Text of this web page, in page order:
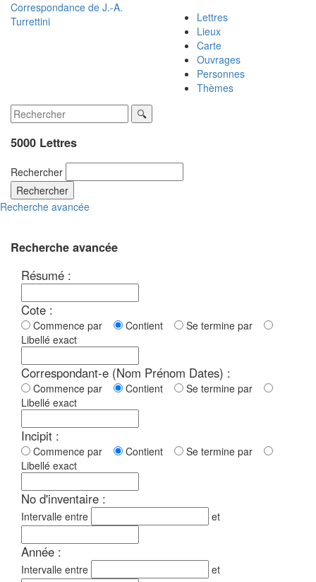
Correspondance de J.-A.
Turrettini
Lettres
Lieux
Carte
Ouvrages
Personnes
Thèmes
5000 Lettres
Rechercher
Rechercher
Recherche avancée
Recherche avancée
Résumé :
Cote :
Commence par Contient
Se termine par
Libellé exact
Correspondant-e (Nom Prénom Dates) :
Commence par Contient
Se termine par
Libellé exact
Incipit :
Commence par Contient
Se termine par
Libellé exact
No d'inventaire :
Intervalle entre et
Année :
Intervalle entre et